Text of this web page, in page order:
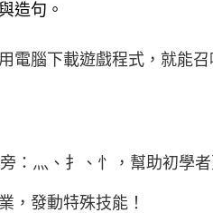
造句。
電腦下載遊戲程式，就能
：灬、扌、忄，幫助初學者
，發動特殊技能！